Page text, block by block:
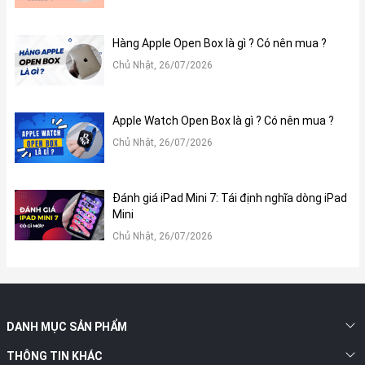
Hiệu năng Apple iPhone 7 cũ ổn trong tầm giá 3 triệu
Những chiếc điện thoại iPhone luôn có hiệu năng đi trước
thời đại và iPhone 7 cũng vậy.
Con chip A10 Fusion lõi tứ xung nhịp 2.34GHz mà Apple
đáng nể, vượt qua tất cả những smartphone phân khúc 3
Hàng Apple Open Box là gì ? Có nên mua ?
Chủ Nhật, 26/07/2026
Apple Watch Open Box là gì ? Có nên mua ?
Chủ Nhật, 26/07/2026
Đánh giá iPad Mini 7: Tái định nghĩa dòng iPad
Mini
Chủ Nhật, 26/07/2026
DANH MỤC SẢN PHẨM
THÔNG TIN KHÁC